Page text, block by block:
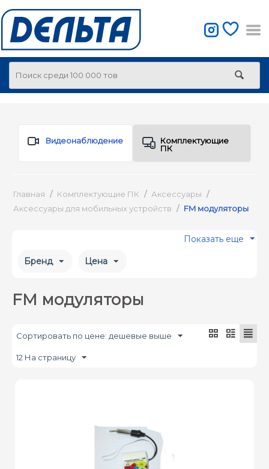
Видеонаблюдение
Комплектующие
ПК
Главная / Комплектующие ПК / Аксессуары /
Аксессуары для мобильных устройств / FM модуляторы
Показать еще
Бренд Цена
FM модуляторы
Сортировать по цене: дешевые выше
12 На страницу